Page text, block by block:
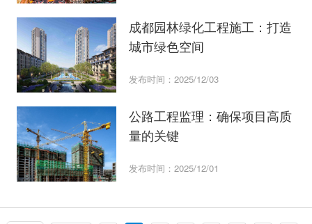
成都园林绿化工程施工：打造
城市绿色空间
发布时间：2025/12/03
公路工程监理：确保项目高质
量的关键
发布时间：2025/12/01